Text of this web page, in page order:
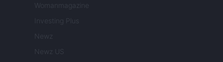
Womanmagazine
Investing Plus
Newz
Newz US